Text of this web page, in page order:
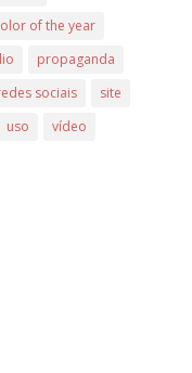
of the year
propaganda
sociais
site
uso
vídeo